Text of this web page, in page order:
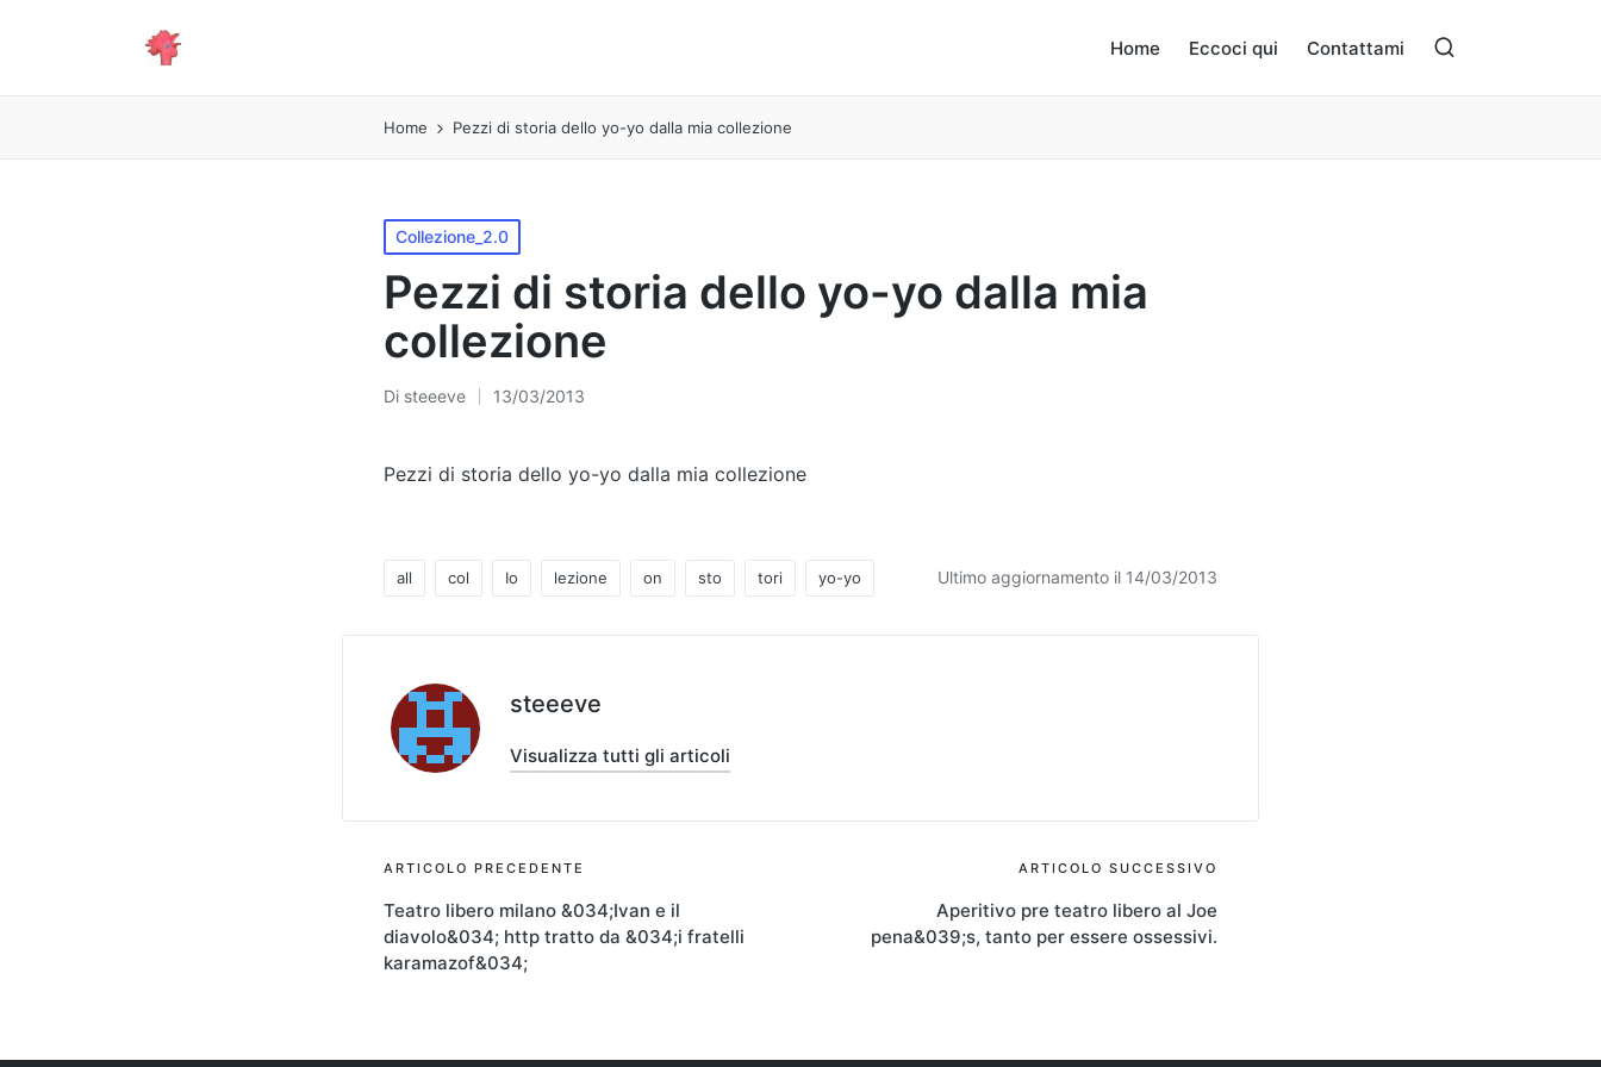
Home Eccoci qui Contattami
Home Pezzi di storia dello yo-yo dalla mia collezione
Pubblicato
in
Collezione_2.0
Pezzi di storia dello yo-yo dalla mia
collezione
Pubblicato
Di steeeve 13/03/2013
Pezzi di storia dello yo-yo dalla mia collezione
Tag:
all col Io lezione on sto tori yo-yo Ultimo aggiornamento il 14/03/2013
steeeve
Visualizza tutti gli articoli
Navigazione
articoli
ARTICOLO PRECEDENTE
Teatro libero milano &034;Ivan e il
diavolo&034; http tratto da &034;i fratelli
karamazof&034;
ARTICOLO SUCCESSIVO
Aperitivo pre teatro libero al Joe
pena&039;s, tanto per essere ossessivi.